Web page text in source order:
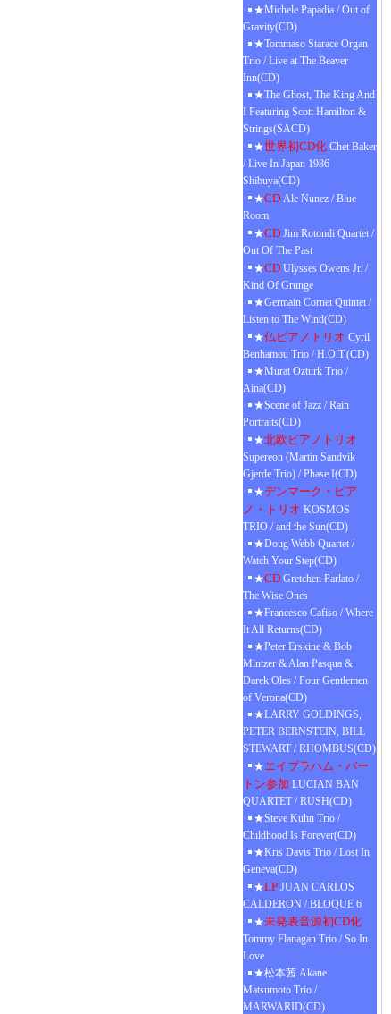
★Michele Papadia / Out of
Gravity(CD)
★Tommaso Starace Organ
Trio / Live at The Beaver
Inn(CD)
★The Ghost, The King And
I Featuring Scott Hamilton &
Strings(SACD)
★世界初CD化 Chet Baker
/ Live In Japan 1986
Shibuya(CD)
★CD Ale Nunez / Blue
Room
★CD Jim Rotondi Quartet /
Out Of The Past
★CD Ulysses Owens Jr. /
Kind Of Grunge
★Germain Cornet Quintet /
Listen to The Wind(CD)
★仏ピアノトリオ Cyril
Benhamou Trio / H.O.T.(CD)
★Murat Ozturk Trio /
Aina(CD)
★Scene of Jazz / Rain
Portraits(CD)
★北欧ピアノトリオ
Supereon (Martin Sandvik
Gjerde Trio) / Phase I(CD)
★デンマーク・ピア
ノ・トリオ KOSMOS
TRIO / and the Sun(CD)
★Doug Webb Quartet /
Watch Your Step(CD)
★CD Gretchen Parlato /
The Wise Ones
★Francesco Cafiso / Where
It All Returns(CD)
★Peter Erskine & Bob
Mintzer & Alan Pasqua &
Darek Oles / Four Gentlemen
of Verona(CD)
★LARRY GOLDINGS,
PETER BERNSTEIN, BILL
STEWART / RHOMBUS(CD)
★エイブラハム・バー
トン参加 LUCIAN BAN
QUARTET / RUSH(CD)
★Steve Kuhn Trio /
Childhood Is Forever(CD)
★Kris Davis Trio / Lost In
Geneva(CD)
★LP JUAN CARLOS
CALDERON / BLOQUE 6
★未発表音源初CD化
Tommy Flanagan Trio / So In
Love
★松本茜 Akane
Matsumoto Trio /
MARWARID(CD)